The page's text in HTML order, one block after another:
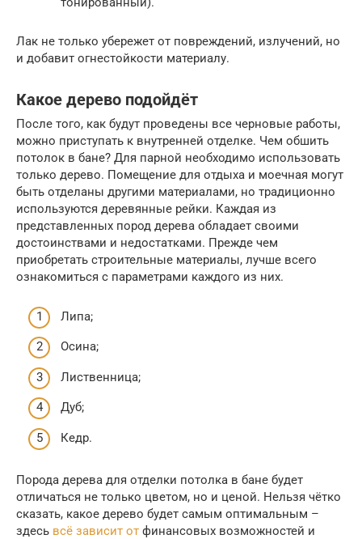
Лак не только убережет от повреждений, излучений, но
и добавит огнестойкости материалу.
Какое дерево подойдёт
После того, как будут проведены все черновые работы,
можно приступать к внутренней отделке. Чем обшить
потолок в бане? Для парной необходимо использовать
только дерево. Помещение для отдыха и моечная могут
быть отделаны другими материалами, но традиционно
используются деревянные рейки. Каждая из
представленных пород дерева обладает своими
достоинствами и недостатками. Прежде чем
приобретать строительные материалы, лучше всего
ознакомиться с параметрами каждого из них.
Липа;
Осина;
Лиственница;
Дуб;
Кедр.
Порода дерева для отделки потолка в бане будет
отличаться не только цветом, но и ценой. Нельзя чётко
сказать, какое дерево будет самым оптимальным –
здесь всё зависит от финансовых возможностей и